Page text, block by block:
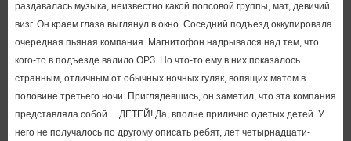
раздавалась музыка, неизвестно какой попсовой группы, мат, девичий
визг. Он краем глаза выглянул в окно. Соседний подъезд оккупировала
очередная пьяная компания. Магнитофон надрывался над тем, что
кого-то в подъезде валило ОРЗ. Но что-то ему в них показалось
странным, отличным от обычных ночных гуляк, вопящих матом в
половине третьего ночи. Приглядевшись, он заметил, что эта компания
представляла собой… ДЕТЕЙ! Да, вполне прилично одетых детей. У
него не получалось по другому описать ребят, лет четырнадцати-